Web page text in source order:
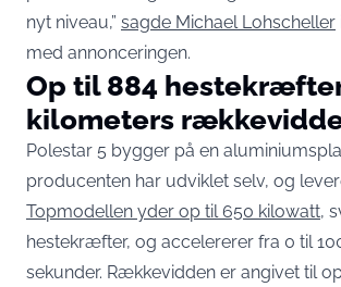
nyt niveau,” sagde Michael Lohscheller
med annonceringen.
Op til 884
kilometers
Polestar 5 bygger på en
producenten har udviklet selv, og
Topmodellen yder op til 650 kilowatt,
hestekræfter, og accelererer fra 0 til
sekunder. Rækkevidden er angivet til